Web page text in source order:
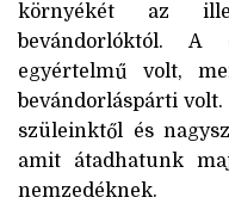
környékét az
bevándorlóktól.
egyértelmű volt,
bevándorláspárti
szüleinktől és
amit átadhatunk
nemzedéknek.